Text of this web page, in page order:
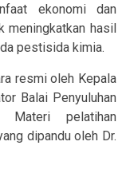
ekonomi dan
meningkatkan hasil
pestisida kimia.
resmi oleh Kepala
Balai Penyuluhan
Materi pelatihan
dipandu oleh Dr.